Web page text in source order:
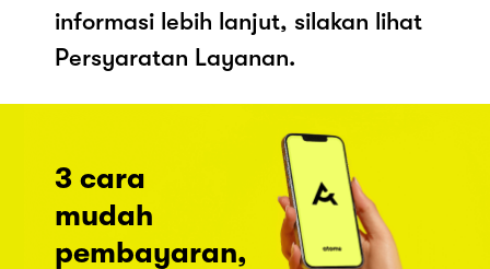
informasi lebih lanjut, silakan lihat
Persyaratan Layanan.
3 cara
mudah
pembayaran,